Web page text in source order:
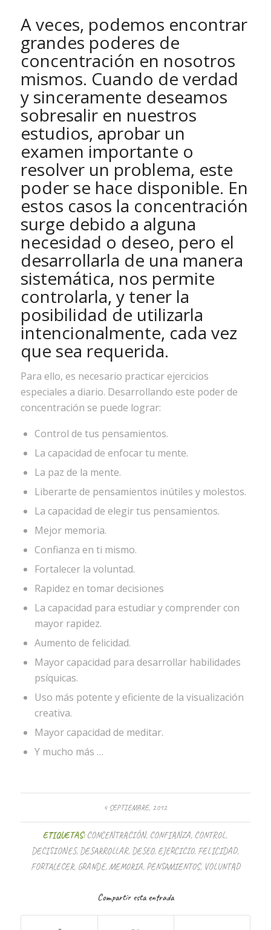
A veces, podemos encontrar
grandes poderes de
concentración en nosotros
mismos. Cuando de verdad
y sinceramente deseamos
sobresalir en nuestros
estudios, aprobar un
examen importante o
resolver un problema, este
poder se hace disponible. En
estos casos la concentración
surge debido a alguna
necesidad o deseo, pero el
desarrollarla de una manera
sistemática, nos permite
controlarla, y tener la
posibilidad de utilizarla
intencionalmente, cada vez
que sea requerida.
Para ello, es necesario practicar ejercicios
especiales a diario. Desarrollando este poder de
concentración se puede lograr:
Control de tus pensamientos.
La capacidad de enfocar tu mente.
La paz de la mente.
Liberarte de pensamientos inútiles y molestos.
La capacidad de elegir tus pensamientos.
Mejor memoria.
Confianza en ti mismo.
Fortalecer la voluntad.
Rapidez en tomar decisiones
La capacidad para estudiar y comprender con
mayor rapidez.
Aumento de felicidad.
Mayor capacidad para desarrollar habilidades
psíquicas.
Uso más potente y eficiente de la visualización
creativa.
Mayor capacidad de meditar.
Y mucho más …
4 SEPTIEMBRE, 2012
ETIQUETAS: CONCENTRACIÓN, CONFIANZA, CONTROL,
DECISIONES, DESARROLLAR, DESEO, EJERCICIO, FELICIDAD,
FORTALECER, GRANDE,MEMORIA, PENSAMIENTOS, VOLUNTAD
Compartir esta entrada